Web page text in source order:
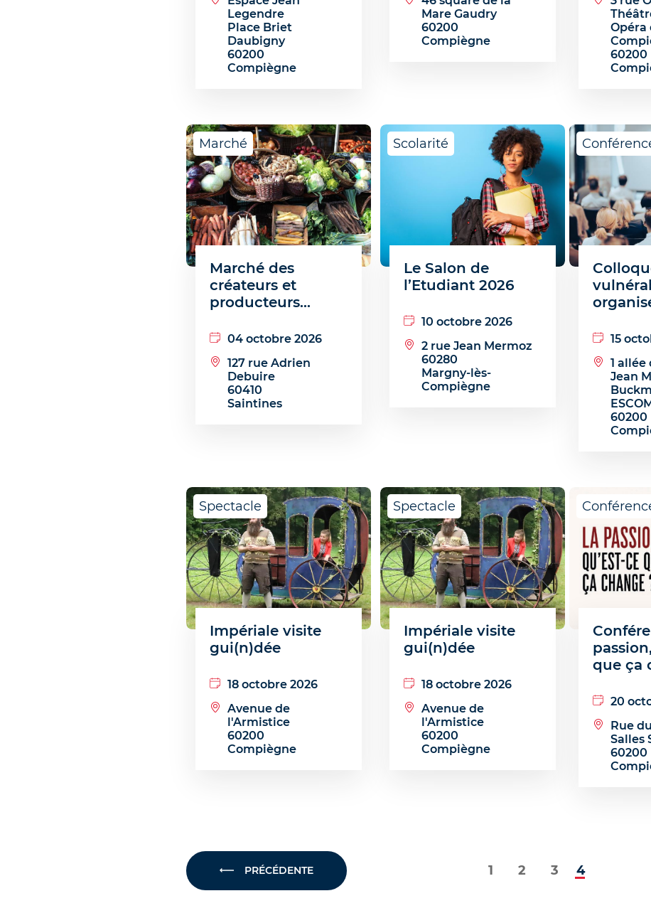
Legendre
Place Briet
Daubigny
60200
Compiègne
Mare Gaudry
60200
Compiègne
Opéra
60200
Marché
Marché des
créateurs et
producteurs...
04 octobre 2026
127 rue Adrien
Debuire
60410
Saintines
Scolarité
Le Salon de
l’Etudiant 2026
10 octobre 2026
2 rue Jean Mermoz
60280
Margny-lès-
Compiègne
15
1 allée
Jean
60200
Spectacle
Impériale visite
gui(n)dée
18 octobre 2026
Avenue de
l'Armistice
60200
Compiègne
Spectacle
Impériale visite
gui(n)dée
18 octobre 2026
Avenue de
l'Armistice
60200
Compiègne
que ça
20
Rue
Salles
60200
PRÉCÉDENTE Page
1 Page
2 Page
3
Page
4